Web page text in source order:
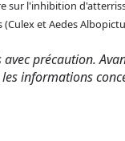
sur l'inhibition
et Aedes
précaution.
informations